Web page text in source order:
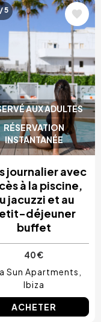
AUX ADULTES
RÉSERVATION
INSTANTANÉE
5
journalier avec
à la piscine,
jacuzzi et au
déjeuner
buffet
40 €
Sun Apartments
Ibiza
ACHETER